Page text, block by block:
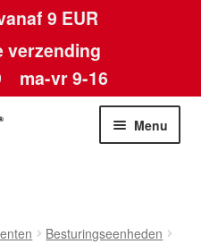
9 EUR
verzending
ma-vr 9-16
Menu
Besturingseenheden